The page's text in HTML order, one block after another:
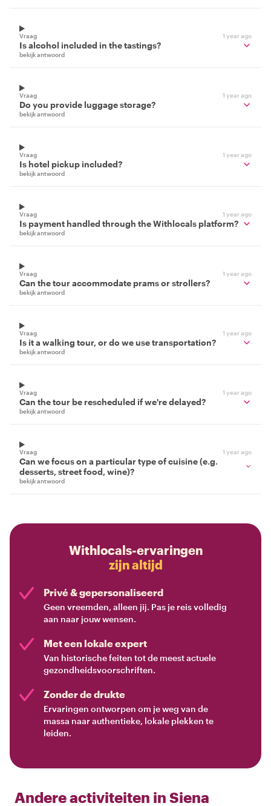
Vraag 1 year ago
Is alcohol included in the tastings?
bekijk antwoord
Vraag 1 year ago
Do you provide luggage storage?
bekijk antwoord
Vraag 1 year ago
Is hotel pickup included?
bekijk antwoord
Vraag 1 year ago
Is payment handled through the Withlocals platform?
bekijk antwoord
Vraag 1 year ago
Can the tour accommodate prams or strollers?
bekijk antwoord
Vraag 1 year ago
Is it a walking tour, or do we use transportation?
bekijk antwoord
Vraag 1 year ago
Can the tour be rescheduled if we're delayed?
bekijk antwoord
Vraag 1 year ago
Can we focus on a particular type of cuisine (e.g.
desserts, street food, wine)?
bekijk antwoord
Withlocals-ervaringen
zijn altijd
Privé & gepersonaliseerd
Geen vreemden, alleen jij. Pas je reis volledig
aan naar jouw wensen.
Met een lokale expert
Van historische feiten tot de meest actuele
gezondheidsvoorschriften.
Zonder de drukte
Ervaringen ontworpen om je weg van de
massa naar authentieke, lokale plekken te
leiden.
Andere activiteiten in Siena